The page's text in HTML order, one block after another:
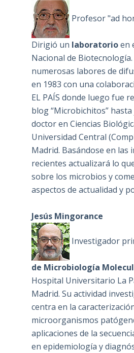
Profesor "ad
Dirigió un laboratorioen
Nacional de
numerosas labores de
en 1983 con una
EL PAÍS donde luego fue
blog “Microbichitos” hasta
doctor en Ciencias
Universidad Central
Madrid. Basándose en las
recientes actualizará lo
sobre los microbios y
aspectos de actualidad y
Jesús Mingorance
Investigador
de Microbiología
Hospital Universitario La
Madrid. Su actividad
centra en la
microorganismos
aplicaciones de la
en epidemiología y